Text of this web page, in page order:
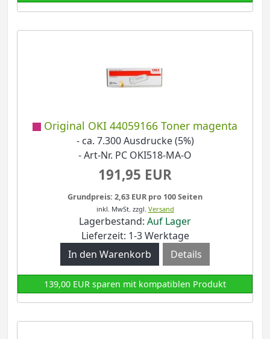
Original OKI 44059166 Toner magenta
- ca. 7.300 Ausdrucke (5%)
- Art-Nr. PC OKI518-MA-O
191,95 EUR
Grundpreis: 2,63 EUR pro 100 Seiten
inkl. MwSt. zzgl. Versand
Lagerbestand: Auf Lager
Lieferzeit: 1-3 Werktage
Details
139,00 EUR sparen mit kompatiblen Produkt